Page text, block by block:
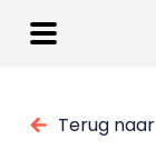
Terug